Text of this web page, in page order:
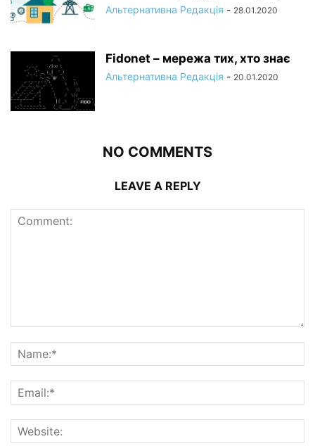
Альтернативна Редакція - 28.01.2020
Fidonet – мережа тих, хто знає
Альтернативна Редакція - 20.01.2020
NO COMMENTS
LEAVE A REPLY